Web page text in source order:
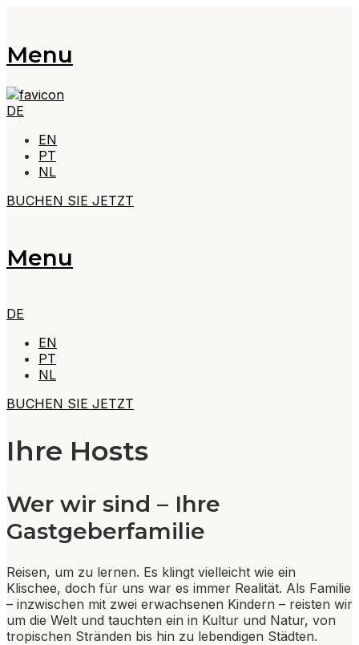
Menu
DE
EN
PT
NL
BUCHEN SIE JETZT
Menu
DE
EN
PT
NL
BUCHEN SIE JETZT
Ihre Hosts
Wer wir sind – Ihre
Gastgeberfamilie
Reisen, um zu lernen. Es klingt vielleicht wie ein
Klischee, doch für uns war es immer Realität. Als Familie
– inzwischen mit zwei erwachsenen Kindern – reisten wir
um die Welt und tauchten ein in Kultur und Natur, von
tropischen Stränden bis hin zu lebendigen Städten.